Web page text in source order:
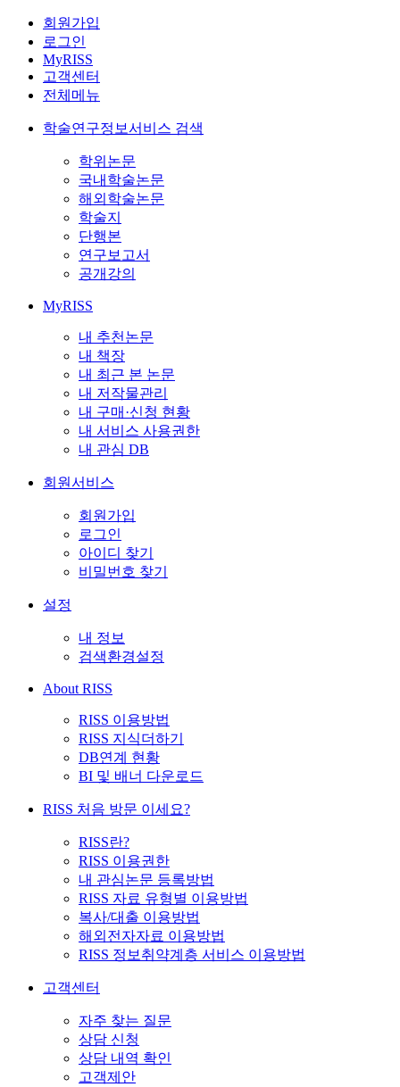
회원가입
로그인
MyRISS
고객센터
전체메뉴
학술연구정보서비스 검색
학위논문
국내학술논문
해외학술논문
학술지
단행본
연구보고서
공개강의
MyRISS
내 추천논문
내 책장
내 최근 본 논문
내 저작물관리
내 구매·신청 현황
내 서비스 사용권한
내 관심 DB
회원서비스
회원가입
로그인
아이디 찾기
비밀번호 찾기
설정
내 정보
검색환경설정
About RISS
RISS 이용방법
RISS 지식더하기
DB연계 현황
BI 및 배너 다운로드
RISS 처음 방문 이세요?
RISS란?
RISS 이용권한
내 관심논문 등록방법
RISS 자료 유형별 이용방법
복사/대출 이용방법
해외전자자료 이용방법
RISS 정보취약계층 서비스 이용방법
고객센터
자주 찾는 질문
상담 신청
상담 내역 확인
고객제안